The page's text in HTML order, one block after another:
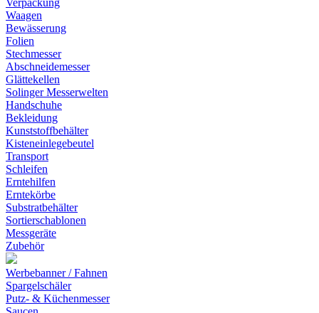
Verpackung
Waagen
Bewässerung
Folien
Stechmesser
Abschneidemesser
Glättekellen
Solinger Messerwelten
Handschuhe
Bekleidung
Kunststoffbehälter
Kisteneinlegebeutel
Transport
Schleifen
Erntehilfen
Erntekörbe
Substratbehälter
Sortierschablonen
Messgeräte
Zubehör
Werbebanner / Fahnen
Spargelschäler
Putz- & Küchenmesser